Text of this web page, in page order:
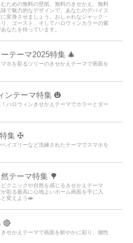
ための無料の壁紙、無料のきせかえ、無料
で魅力的なデザインで、あなたのデバイス
変身させましょう。おしゃれなジャック・
、ゴースト、そしてハロウィンカラーの紫
なたを待っています。
テーマ2025特集 🎄
ホを彩るツリーのきせかえテーマで画面を
ンテーマ特集 🎃
ハロウィンきせかえテーマでホラーとダー
集 ✠
イズリーなど洗練されたテーマでスマホを
テーマ特集 🌳
クニックや自然を感じるきせかえテーマ
彩る最高に心地よいホーム画面を手に入
変えよう🥪
🔴
せかえテーマで画面を鮮やかに彩り、個性